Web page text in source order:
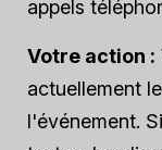
appels
Votre action :
actuellement
l'événement.